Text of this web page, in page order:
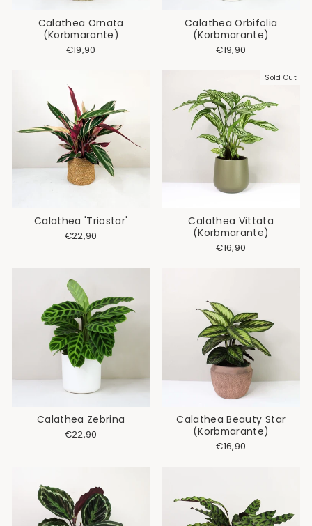
Calathea Ornata
(Korbmarante)
€19,90
Calathea Orbifolia
(Korbmarante)
€19,90
Calathea 'Triostar'
€22,90
Sold Out
Calathea Vittata
(Korbmarante)
€16,90
Calathea Zebrina
€22,90
Calathea Beauty Star
(Korbmarante)
€16,90